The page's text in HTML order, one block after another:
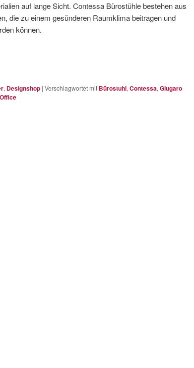
auf lange Sicht. Contessa Bürostühle bestehen aus
die zu einem gesünderen Raumklima beitragen und
können.
, Designshop | Verschlagwortet mit Bürostuhl, Contessa, Giugaro